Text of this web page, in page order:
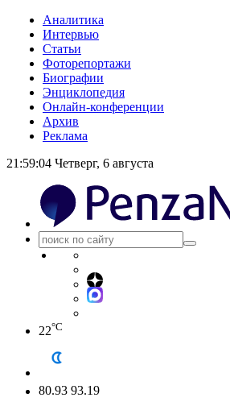
Аналитика
Интервью
Статьи
Фоторепортажи
Биографии
Энциклопедия
Онлайн-конференции
Архив
Реклама
21:59:04 Четверг, 6 августа
22°C
80.93 93.19